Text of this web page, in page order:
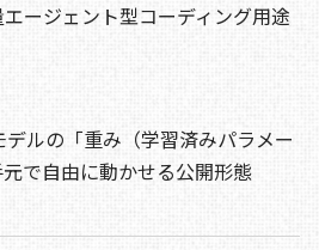
ージェント型コーディング用途
ルの「重み（学習済みパラメー
で自由に動かせる公開形態